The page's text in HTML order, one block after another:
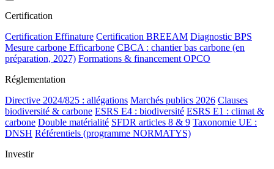
Certification
Certification Effinature Certification BREEAM Diagnostic BPS
Mesure carbone Efficarbone CBCA : chantier bas carbone (en
préparation, 2027) Formations & financement OPCO
Réglementation
Directive 2024/825 : allégations Marchés publics 2026 Clauses
biodiversité & carbone ESRS E4 : biodiversité ESRS E1 : climat &
carbone Double matérialité SFDR articles 8 & 9 Taxonomie UE :
DNSH Référentiels (programme NORMATYS)
Investir